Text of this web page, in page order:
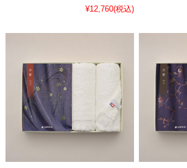
¥12,760(税込)